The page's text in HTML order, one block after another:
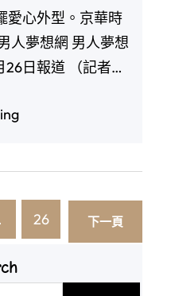
愛心外型。京華時
人夢想網 男人夢想
26日報道 （記者許
26 下一頁